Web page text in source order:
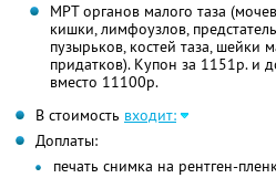
МРТ органов малого таза
кишки, лимфоузлов,
пузырьков, костей таза, шейки
придатков). Купон за 1151р. и
вместо 11100р.
В стоимость входит:
Доплаты:
печать снимка на рентген-